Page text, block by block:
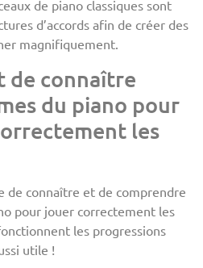
de piano classiques sont
d’accords afin de créer des
magnifiquement.
de connaître
du piano pour
les
de connaître et de comprendre
pour jouer correctement les
les progressions
utile !